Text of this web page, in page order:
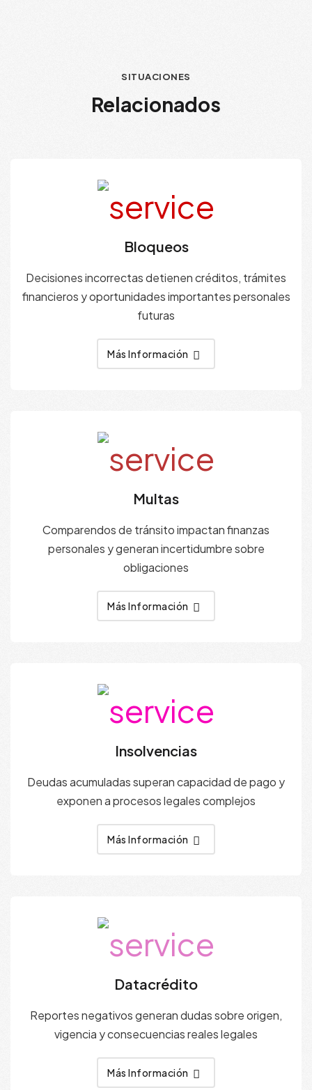
SITUACIONES
Relacionados
Bloqueos
Decisiones incorrectas detienen créditos, trámites
financieros y oportunidades importantes personales
futuras
Más Información
Multas
Comparendos de tránsito impactan finanzas
personales y generan incertidumbre sobre
obligaciones
Más Información
Insolvencias
Deudas acumuladas superan capacidad de pago y
exponen a procesos legales complejos
Más Información
Datacrédito
Reportes negativos generan dudas sobre origen,
vigencia y consecuencias reales legales
Más Información